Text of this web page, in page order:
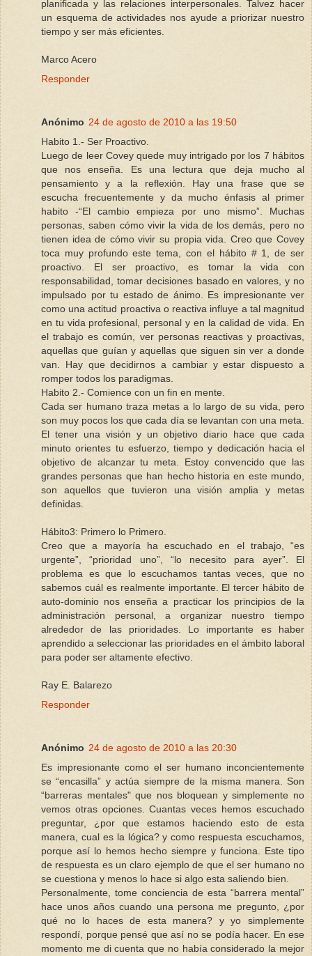
planificada y las relaciones interpersonales. Talvez hacer
un esquema de actividades nos ayude a priorizar nuestro
tiempo y ser más eficientes.
Marco Acero
Responder
Anónimo 24 de agosto de 2010 a las 19:50
Habito 1.- Ser Proactivo.
Luego de leer Covey quede muy intrigado por los 7 hábitos
que nos enseña. Es una lectura que deja mucho al
pensamiento y a la reflexión. Hay una frase que se
escucha frecuentemente y da mucho énfasis al primer
habito -“El cambio empieza por uno mismo”. Muchas
personas, saben cómo vivir la vida de los demás, pero no
tienen idea de cómo vivir su propia vida. Creo que Covey
toca muy profundo este tema, con el hábito # 1, de ser
proactivo. El ser proactivo, es tomar la vida con
responsabilidad, tomar decisiones basado en valores, y no
impulsado por tu estado de ánimo. Es impresionante ver
como una actitud proactiva o reactiva influye a tal magnitud
en tu vida profesional, personal y en la calidad de vida. En
el trabajo es común, ver personas reactivas y proactivas,
aquellas que guían y aquellas que siguen sin ver a donde
van. Hay que decidirnos a cambiar y estar dispuesto a
romper todos los paradigmas.
Habito 2.- Comience con un fin en mente.
Cada ser humano traza metas a lo largo de su vida, pero
son muy pocos los que cada día se levantan con una meta.
El tener una visión y un objetivo diario hace que cada
minuto orientes tu esfuerzo, tiempo y dedicación hacia el
objetivo de alcanzar tu meta. Estoy convencido que las
grandes personas que han hecho historia en este mundo,
son aquellos que tuvieron una visión amplia y metas
definidas.
Hábito3: Primero lo Primero.
Creo que a mayoría ha escuchado en el trabajo, “es
urgente”, “prioridad uno”, “lo necesito para ayer”. El
problema es que lo escuchamos tantas veces, que no
sabemos cuál es realmente importante. El tercer hábito de
auto-dominio nos enseña a practicar los principios de la
administración personal, a organizar nuestro tiempo
alrededor de las prioridades. Lo importante es haber
aprendido a seleccionar las prioridades en el ámbito laboral
para poder ser altamente efectivo.
Ray E. Balarezo
Responder
Anónimo 24 de agosto de 2010 a las 20:30
Es impresionante como el ser humano inconcientemente
se “encasilla” y actúa siempre de la misma manera. Son
“barreras mentales" que nos bloquean y simplemente no
vemos otras opciones. Cuantas veces hemos escuchado
preguntar, ¿por que estamos haciendo esto de esta
manera, cual es la lógica? y como respuesta escuchamos,
porque así lo hemos hecho siempre y funciona. Este tipo
de respuesta es un claro ejemplo de que el ser humano no
se cuestiona y menos lo hace si algo esta saliendo bien.
Personalmente, tome conciencia de esta “barrera mental”
hace unos años cuando una persona me pregunto, ¿por
qué no lo haces de esta manera? y yo simplemente
respondí, porque pensé que así no se podía hacer. En ese
momento me di cuenta que no había considerado la mejor